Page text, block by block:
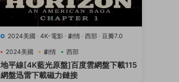
2024美國 · 4K-電影 · 劇情 · 西部 · 豆瓣7.0
2024美國 劇情 西部
地平線[4K藍光原盤]百度雲網盤下載115
網盤迅雷下載磁力鏈接